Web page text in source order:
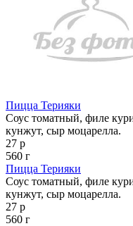
Пицца Терияки
Соус томатный, филе
кунжут, сыр моцарелла.
27 р
560 г
Пицца Терияки
Соус томатный, филе
кунжут, сыр моцарелла.
27 р
560 г